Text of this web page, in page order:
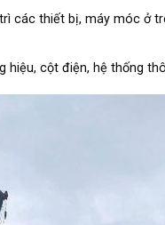
các thiết bị, máy móc ở
hiệu, cột điện, hệ thống